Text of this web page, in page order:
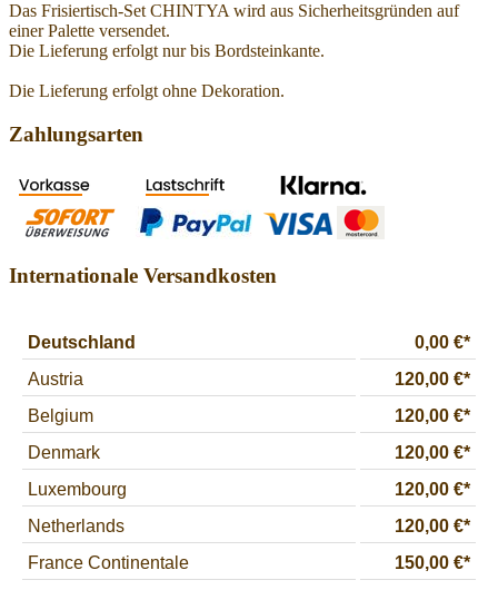
Das Frisiertisch-Set CHINTYA wird aus Sicherheitsgründen auf
einer Palette versendet.
Die Lieferung erfolgt nur bis Bordsteinkante.
Die Lieferung erfolgt ohne Dekoration.
Zahlungsarten
Internationale Versandkosten